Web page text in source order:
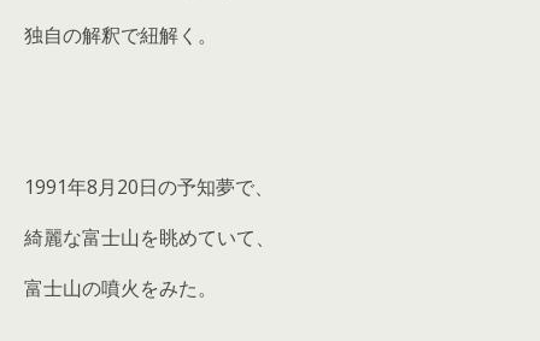
独自の解釈で紐解く。
1991年8月20日の予知夢で、
綺麗な富士山を眺めていて、
富士山の噴火をみた。